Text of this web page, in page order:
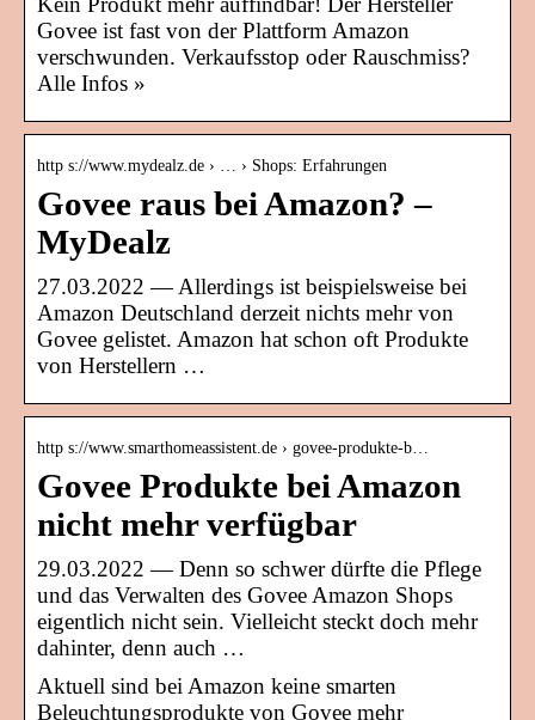
Govee ist fast von der Plattform Amazon
verschwunden. Verkaufsstop oder Rauschmiss?
Alle Infos »
http s://www.mydealz.de › … › Shops: Erfahrungen
Govee raus bei Amazon? –
MyDealz
27.03.2022 — Allerdings ist beispielsweise bei
Amazon Deutschland derzeit nichts mehr von
Govee gelistet. Amazon hat schon oft Produkte
von Herstellern …
http s://www.smarthomeassistent.de › govee-produkte-b…
Govee Produkte bei Amazon
nicht mehr verfügbar
29.03.2022 — Denn so schwer dürfte die Pflege
und das Verwalten des Govee Amazon Shops
eigentlich nicht sein. Vielleicht steckt doch mehr
dahinter, denn auch …
Aktuell sind bei Amazon keine smarten
Beleuchtungsprodukte von Govee mehr